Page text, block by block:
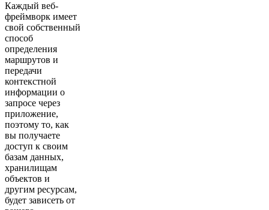
Каждый веб-
фреймворк имеет
свой собственный
способ
определения
маршрутов и
передачи
контекстной
информации о
запросе через
приложение,
поэтому то, как
вы получаете
доступ к своим
базам данных,
хранилищам
объектов и
другим ресурсам,
будет зависеть от